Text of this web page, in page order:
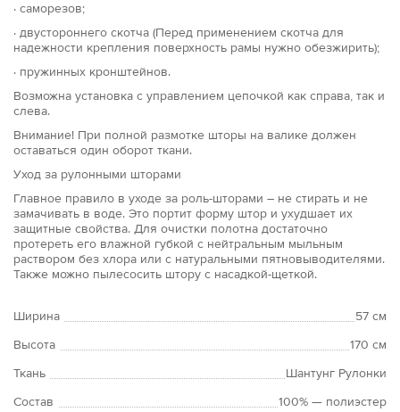
· саморезов;
· двустороннего скотча (Перед применением скотча для
надежности крепления поверхность рамы нужно обезжирить);
· пружинных кронштейнов.
Возможна установка с управлением цепочкой как справа, так и
слева.
Внимание! При полной размотке шторы на валике должен
оставаться один оборот ткани.
Уход за рулонными шторами
Главное правило в уходе за роль-шторами – не стирать и не
замачивать в воде. Это портит форму штор и ухудшает их
защитные свойства. Для очистки полотна достаточно
протереть его влажной губкой с нейтральным мыльным
раствором без хлора или с натуральными пятновыводителями.
Также можно пылесосить штору с насадкой-щеткой.
Ширина
57 см
Высота
170 см
Ткань
Шантунг Рулонки
Состав
100% — полиэстер